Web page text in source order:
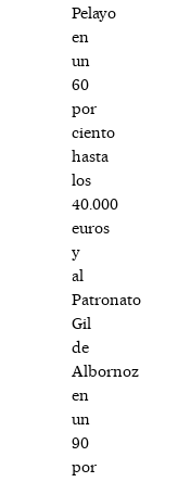
Pelayo
en
un
60
por
ciento
hasta
los
40.000
euros
y
al
Patronato
Gil
de
Albornoz
en
un
90
por